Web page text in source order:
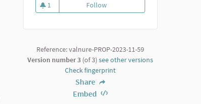
1
1 follower
FollowBiblioteca di Carpaneto
Reference: valnure-PROP-2023-11-59
Version number 3 (of 3) see other versions
Check fingerprint
Share
Embed